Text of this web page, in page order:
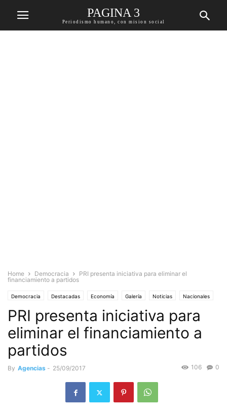
PAGINA 3
Periodismo humano, con mision social
Home Democracia
PRI presenta iniciativa para eliminar el
financiamiento a partidos
Democracia Destacadas Economía Galería Noticias Nacionales
PRI presenta iniciativa para
eliminar el financiamiento a
partidos
By Agencias - 25/09/2017 0
106